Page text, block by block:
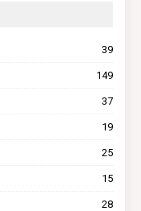
39
149
37
19
25
15
28